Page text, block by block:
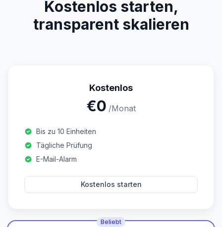
Kostenlos starten,
transparent skalieren
Kostenlos
€0 /Monat
Bis zu 10 Einheiten
Tägliche Prüfung
E-Mail-Alarm
Kostenlos starten
Beliebt